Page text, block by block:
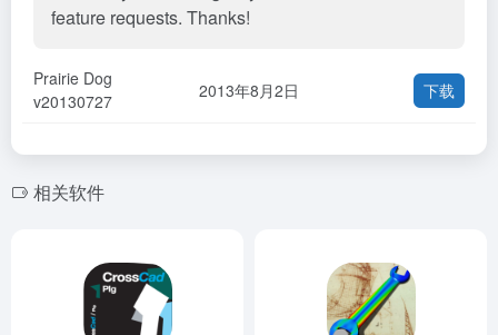
feature requests. Thanks!
Prairie Dog
v20130727
2013年8月2日 下载
相关软件